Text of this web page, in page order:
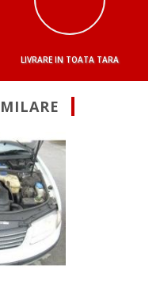
LIVRARE IN TOATA TARA
pentru Oferta!
original pentru vw
1900tdi afn